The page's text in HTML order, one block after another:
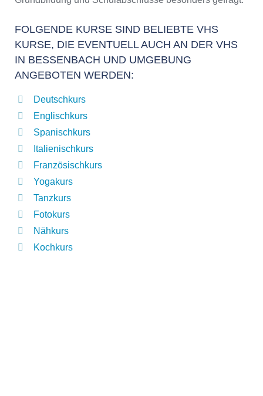
FOLGENDE KURSE SIND BELIEBTE VHS
KURSE, DIE EVENTUELL AUCH AN DER VHS
IN BESSENBACH UND UMGEBUNG
ANGEBOTEN WERDEN:
Deutschkurs
Englischkurs
Spanischkurs
Italienischkurs
Französischkurs
Yogakurs
Tanzkurs
Fotokurs
Nähkurs
Kochkurs